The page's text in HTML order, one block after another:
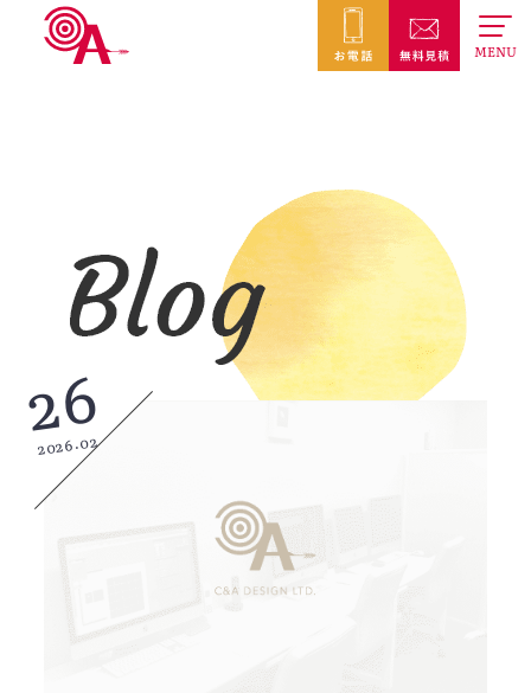
MENU
26
2026.02